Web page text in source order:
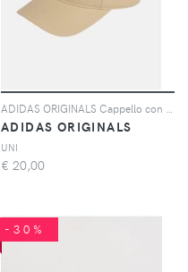
ADIDAS ORIGINALS
UNI
€ 20,00
-30%